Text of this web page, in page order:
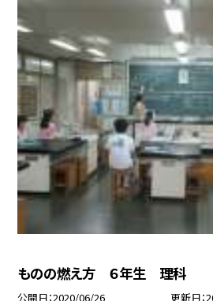
ものの燃え方 ６年生 理科
公開日 2020/06/26 更新日